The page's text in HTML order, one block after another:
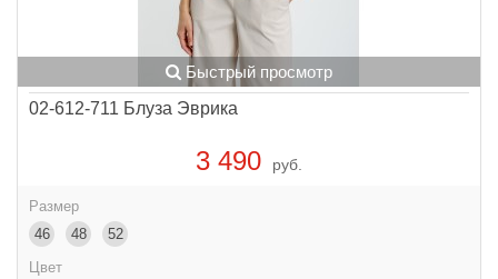
Быстрый просмотр
02-612-711 Блуза Эврика
3 490 руб.
Размер
46
48
52
Цвет